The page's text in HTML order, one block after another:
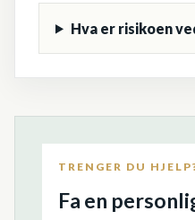
Hva er risikoen
TRENGER DU
Fa en